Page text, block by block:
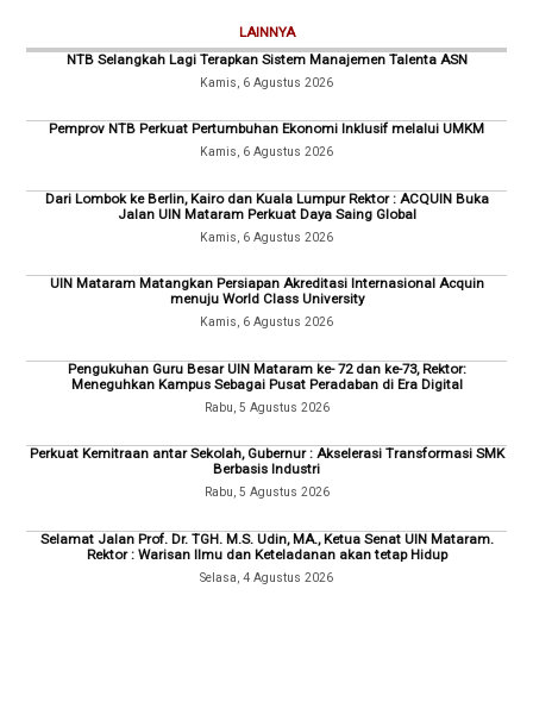
LAINNYA
NTB Selangkah Lagi Terapkan Sistem Manajemen Talenta ASN
Kamis, 6 Agustus 2026
Pemprov NTB Perkuat Pertumbuhan Ekonomi Inklusif melalui UMKM
Kamis, 6 Agustus 2026
Dari Lombok ke Berlin, Kairo dan Kuala Lumpur Rektor : ACQUIN Buka
Jalan UIN Mataram Perkuat Daya Saing Global
Kamis, 6 Agustus 2026
UIN Mataram Matangkan Persiapan Akreditasi Internasional Acquin
menuju World Class University
Kamis, 6 Agustus 2026
Pengukuhan Guru Besar UIN Mataram ke- 72 dan ke-73, Rektor:
Meneguhkan Kampus Sebagai Pusat Peradaban di Era Digital
Rabu, 5 Agustus 2026
Perkuat Kemitraan antar Sekolah, Gubernur : Akselerasi Transformasi SMK
Berbasis Industri
Rabu, 5 Agustus 2026
Selamat Jalan Prof. Dr. TGH. M.S. Udin, MA., Ketua Senat UIN Mataram.
Rektor : Warisan Ilmu dan Keteladanan akan tetap Hidup
Selasa, 4 Agustus 2026